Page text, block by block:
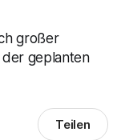
großer
geplanten
Teilen